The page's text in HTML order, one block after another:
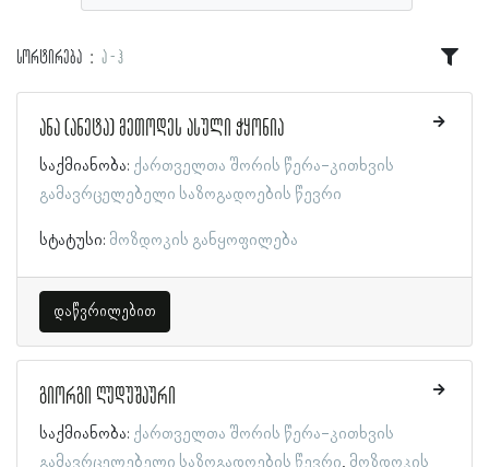
სორტირება ა - ჰ
ანა (ანეტა) მეთოდეს ასული ჭყონია
საქმიანობა: ქართველთა შორის წერა-კითხვის
გამავრცელებელი საზოგადოების წევრი
სტატუსი: მოზდოკის განყოფილება
დაწვრილებით
გიორგი ღუდუშაური
საქმიანობა: ქართველთა შორის წერა-კითხვის
გამავრცელებელი საზოგადოების წევრი მოზდოკის